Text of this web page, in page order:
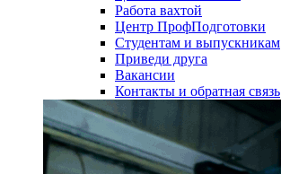
Работа вахтой
Центр ПрофПодготовки
Студентам и выпускникам
Приведи друга
Вакансии
Контакты и обратная связь